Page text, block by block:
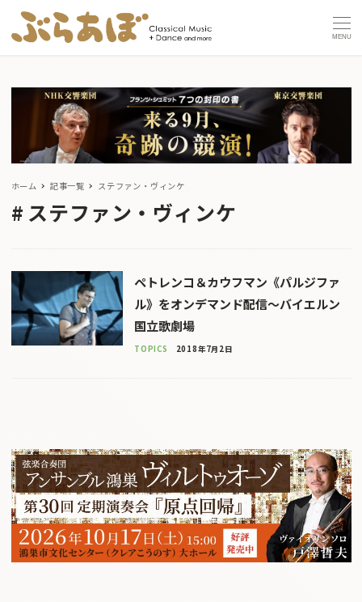
MENU
ホーム 記事一覧 ステファン・ヴィンケ
ステファン・ヴィンケ
ペトレンコ＆カウフマン《パルジファ
ル》をオンデマンド配信〜バイエルン
国立歌劇場
TOPICS 2018年7月2日